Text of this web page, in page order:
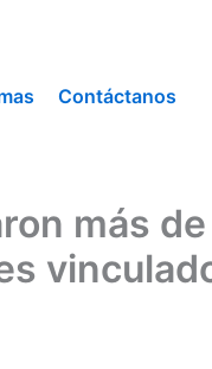
Contáctanos
más de